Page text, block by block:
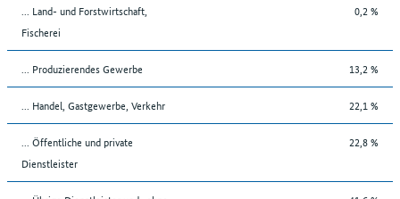
... Land- und Forstwirtschaft,
Fischerei
0,2 %
... Produzierendes Gewerbe 13,2 %
... Handel, Gastgewerbe, Verkehr 22,1 %
... Öffentliche und private
Dienstleister
22,8 %